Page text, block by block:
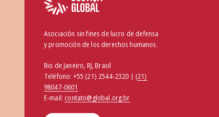
Asociación sin fines de lucro de defensa
y promoción de los derechos humanos.
Rio de Janeiro, RJ, Brasil
Teléfono: +55 (21) 2544-2320 | (21)
98047-0601
E-mail:contato@global.org.br